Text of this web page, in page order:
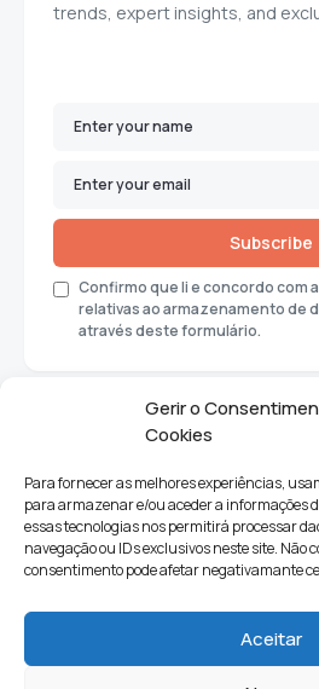
Gerir o
Cookies
Para fornecer as melhores experiências,
para armazenar e/ou aceder a informações
essas tecnologias nos permitirá processar
navegação ou IDs exclusivos neste site. Não
consentimento pode afetar negativamante
Aceitar
trends, expert insights, and
Subscribe
Confirmo que li e concordo com
relativas ao armazenamento de
através deste formulário.
Ciências